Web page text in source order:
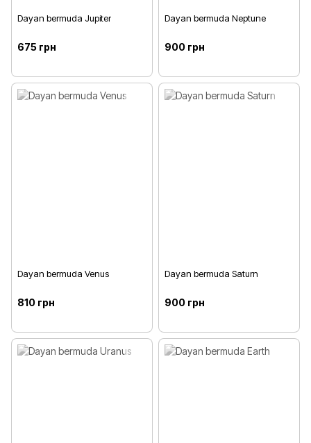
Dayan bermuda Jupiter
675 грн
Dayan bermuda Neptune
900 грн
Dayan bermuda Venus
810 грн
Dayan bermuda Saturn
900 грн